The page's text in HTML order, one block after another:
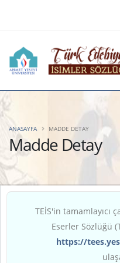
Madde Detay
ANASAYFA MADDE DETAY
TEİS'in tamamlayıcı
Eserler Sözlüğü
https://